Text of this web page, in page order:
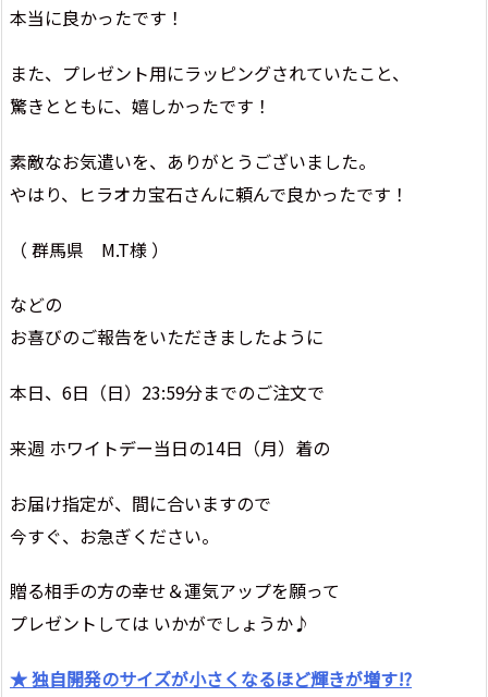
本当に良かったです！
また、プレゼント用にラッピングされていたこと、
驚きとともに、嬉しかったです！
素敵なお気遣いを、ありがとうございました。
やはり、ヒラオカ宝石さんに頼んで良かったです！
（ 群馬県 M.T様 ）
などの
お喜びのご報告をいただきましたように
本日、6日（日）23:59分までのご注文で
来週 ホワイトデー当日の14日（月）着の
お届け指定が、間に合いますので
今すぐ、お急ぎください。
贈る相手の方の幸せ＆運気アップを願って
プレゼントしては いかがでしょうか♪
★ 独自開発のサイズが小さくなるほど輝きが増す!?